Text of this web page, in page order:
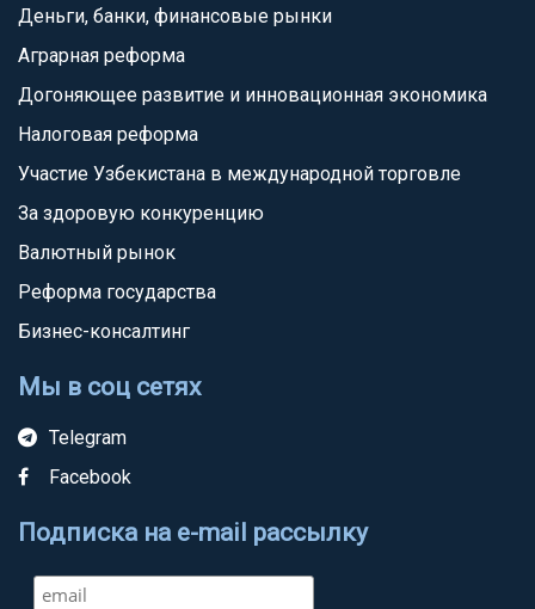
Деньги, банки, финансовые рынки
Аграрная реформа
Догоняющее развитие и инновационная экономика
Налоговая реформа
Участие Узбекистана в международной торговле
За здоровую конкуренцию
Валютный рынок
Реформа государства
Бизнес-консалтинг
Мы в соц сетях
Telegram
Facebook
Подписка на e-mail рассылку